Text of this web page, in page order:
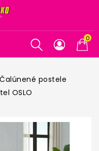
0
Čalúnené postele
OSLO